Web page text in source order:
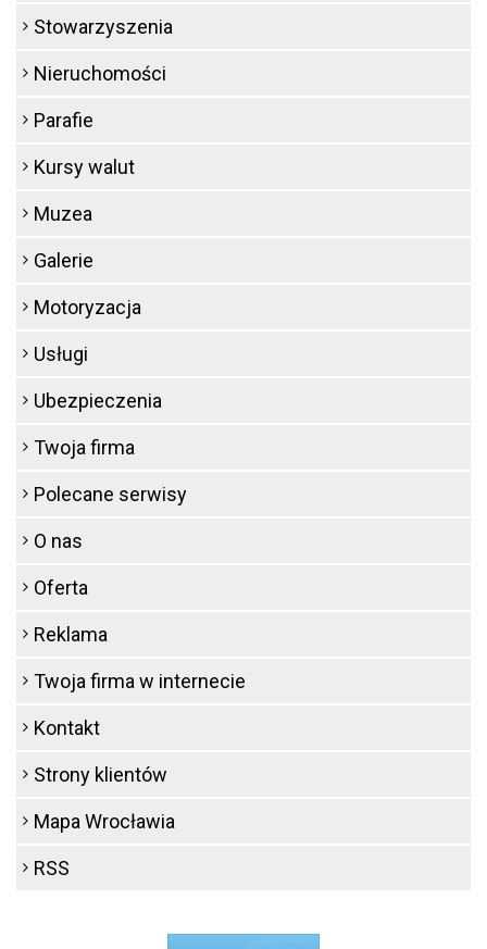
Stowarzyszenia
Nieruchomości
Parafie
Kursy walut
Muzea
Galerie
Motoryzacja
Usługi
Ubezpieczenia
Twoja firma
Polecane serwisy
O nas
Oferta
Reklama
Twoja firma w internecie
Kontakt
Strony klientów
Mapa Wrocławia
RSS